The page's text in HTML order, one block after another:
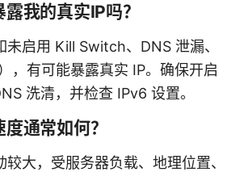
我的真实IP吗？
未启用 Kill Switch、DNS 泄漏、
，有可能暴露真实 IP。确保开启
洗清，并检查 IPv6 设置。
通常如何？
大，受服务器负载、地理位置、